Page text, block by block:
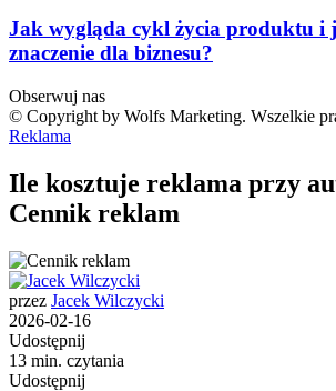
Jak wygląda cykl życia produktu i
znaczenie dla biznesu?
Obserwuj nas
© Copyright by Wolfs Marketing. Wszelkie
Reklama
Ile kosztuje reklama przy
Cennik reklam
przez Jacek Wilczycki
2026-02-16
Udostępnij
13 min. czytania
Udostępnij